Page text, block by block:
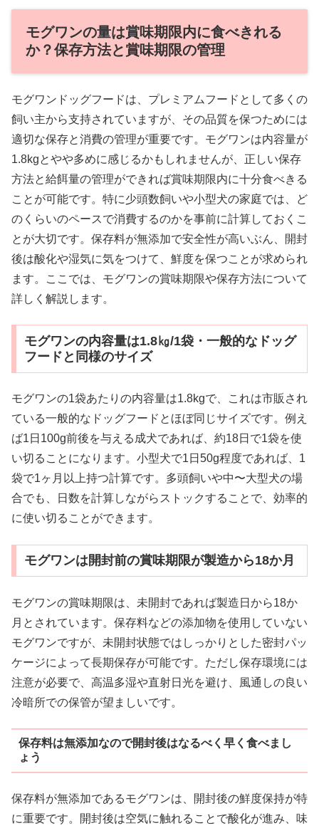
モグワンの量は賞味期限内に食べきれる
か？保存方法と賞味期限の管理
モグワンドッグフードは、プレミアムフードとして多くの
飼い主から支持されていますが、その品質を保つためには
適切な保存と消費の管理が重要です。モグワンは内容量が
1.8kgとやや多めに感じるかもしれませんが、正しい保存
方法と給餌量の管理ができれば賞味期限内に十分食べきる
ことが可能です。特に少頭数飼いや小型犬の家庭では、ど
のくらいのペースで消費するのかを事前に計算しておくこ
とが大切です。保存料が無添加で安全性が高いぶん、開封
後は酸化や湿気に気をつけて、鮮度を保つことが求められ
ます。ここでは、モグワンの賞味期限や保存方法について
詳しく解説します。
モグワンの内容量は1.8㎏/1袋・一般的なドッグ
フードと同様のサイズ
モグワンの1袋あたりの内容量は1.8kgで、これは市販され
ている一般的なドッグフードとほぼ同じサイズです。例え
ば1日100g前後を与える成犬であれば、約18日で1袋を使
い切ることになります。小型犬で1日50g程度であれば、1
袋で1ヶ月以上持つ計算です。多頭飼いや中〜大型犬の場
合でも、日数を計算しながらストックすることで、効率的
に使い切ることができます。
モグワンは開封前の賞味期限が製造から18か月
モグワンの賞味期限は、未開封であれば製造日から18か
月とされています。保存料などの添加物を使用していない
モグワンですが、未開封状態ではしっかりとした密封パッ
ケージによって長期保存が可能です。ただし保存環境には
注意が必要で、高温多湿や直射日光を避け、風通しの良い
冷暗所での保管が望ましいです。
保存料は無添加なので開封後はなるべく早く食べまし
ょう
保存料が無添加であるモグワンは、開封後の鮮度保持が特
に重要です。開封後は空気に触れることで酸化が進み、味